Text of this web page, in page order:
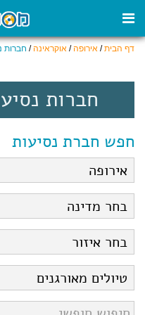
דף הבית/ אירופה/ אוקראינה/ חברות
חברות
חפש חברת נסיעות